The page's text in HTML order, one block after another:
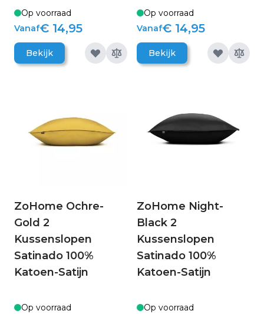
Op voorraad
Vanaf€ 14,95
Bekijk
Op voorraad
Vanaf€ 14,95
Bekijk
ZoHome Ochre-
Gold 2
Kussenslopen
Satinado 100%
Katoen-Satijn
Op voorraad
ZoHome Night-
Black 2
Kussenslopen
Satinado 100%
Katoen-Satijn
Op voorraad